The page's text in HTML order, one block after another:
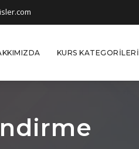
KURS KATEGORILERI